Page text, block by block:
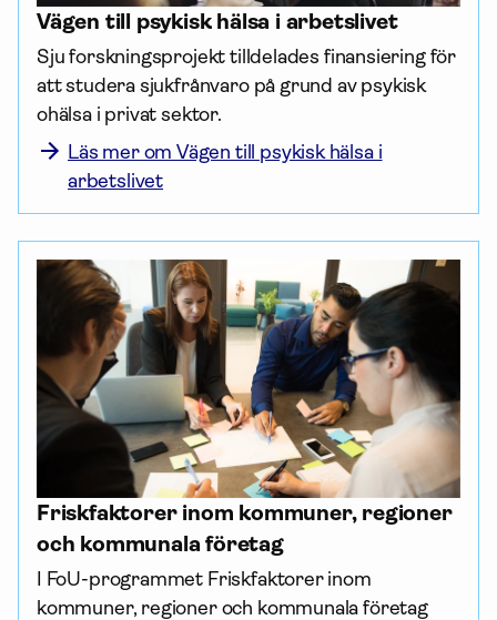
Vägen till psykisk hälsa i arbetslivet
Sju forsknings­projekt tilldelades finansiering för
att studera sjukfrånvaro på grund av psykisk
ohälsa i privat sektor.
Läs mer om Vägen till psykisk hälsa i
arbetslivet
Friskfaktorer inom kommuner, regioner
och kommunala företag
I FoU-programmet Friskfaktorer inom
kommuner, regioner och kommunala företag